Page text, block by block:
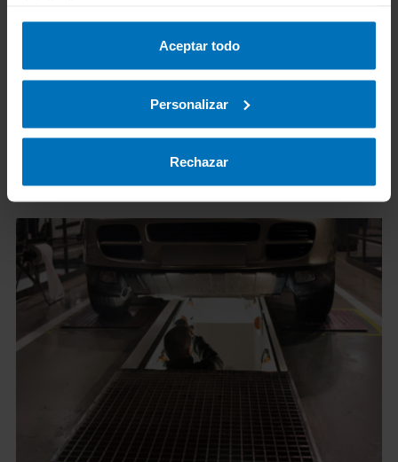
Aceptar todo
Personalizar
Rechazar
Noticias relacionadas